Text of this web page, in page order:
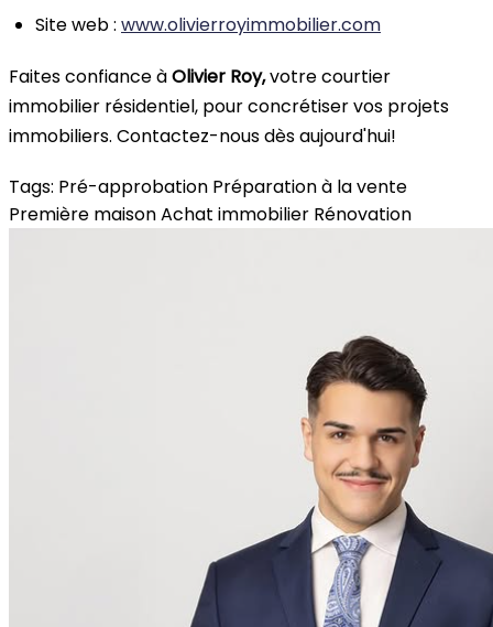
Site web : www.olivierroyimmobilier.com
Faites confiance àOlivier Roy,votre courtier
immobilier résidentiel, pour concrétiser vos projets
immobiliers. Contactez-nous dès aujourd'hui!
Tags: Pré-approbation Préparation à la vente
Première maisonAchat immobilier Rénovation